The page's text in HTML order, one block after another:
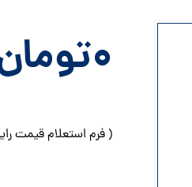
۰
( فرم استعلام قیمت